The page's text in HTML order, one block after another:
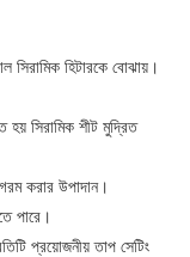
সিরামিক হিটারকে বোঝায়।
হয় সিরামিক শীট মুদ্রিত
করার উপাদান।
পারে।
প্রয়োজনীয় তাপ সেটিং